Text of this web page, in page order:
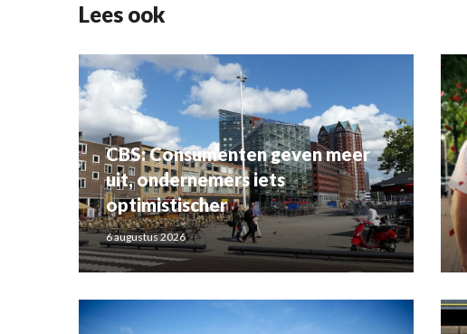
Lees ook
CBS: Consumenten geven meer
uit, ondernemers iets
optimistischer
6 augustus 2026